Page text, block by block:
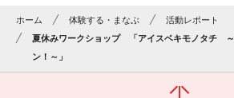
ホーム 体験する・まなぶ
活動レポート
夏休みワークショップ 「アイスベキモノタチ ～
ン！～」